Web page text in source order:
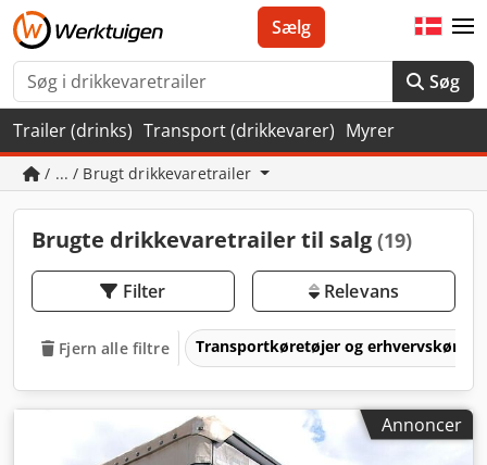
Søg
Sælg
Trailer (drinks) Transport (drikkevarer) Myrer
/ ... / Brugt drikkevaretrailer
Brugte drikkevaretrailer til salg (19)
Filter Relevans
Fjern alle filtre Transportkøretøjer og
Annoncer